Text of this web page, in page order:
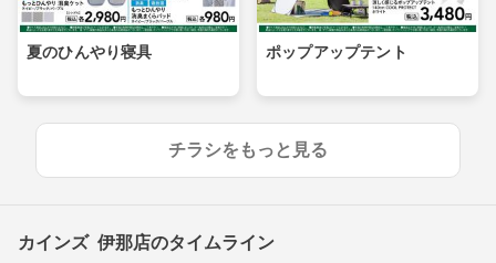
夏のひんやり寝具 ポップアップテント
チラシをもっと見る
カインズ 伊那店のタイムライン